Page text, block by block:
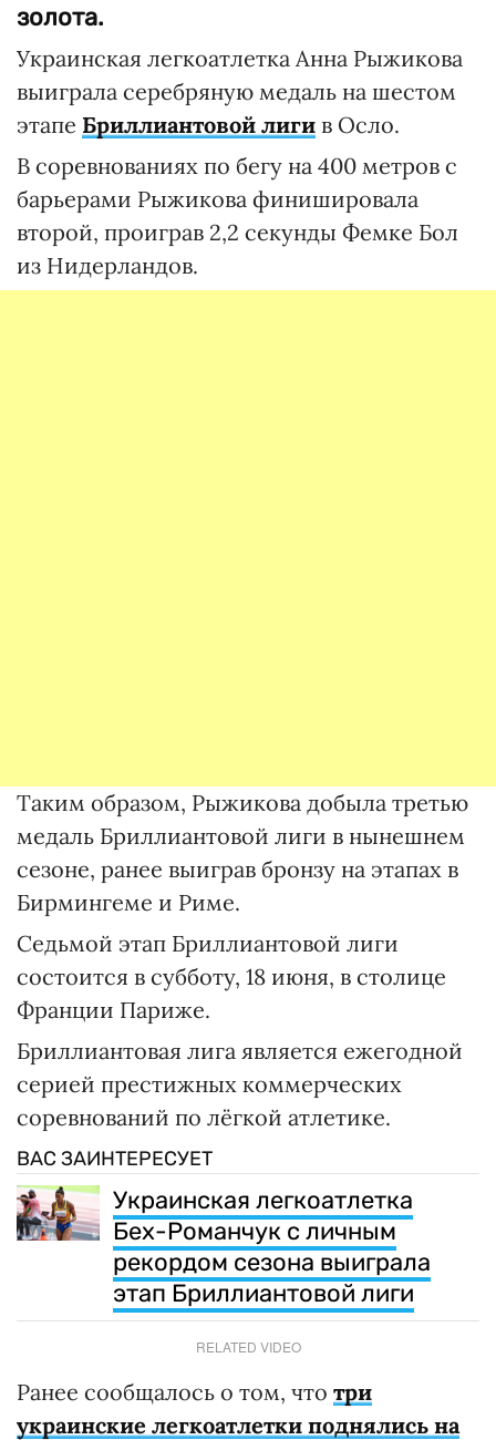
золота.
Украинская легкоатлетка Анна Рыжикова
выиграла серебряную медаль на шестом
этапе Бриллиантовой лиги в Осло.
В соревнованиях по бегу на 400 метров с
барьерами Рыжикова финишировала
второй, проиграв 2,2 секунды Фемке Бол
из Нидерландов.
Таким образом, Рыжикова добыла третью
медаль Бриллиантовой лиги в нынешнем
сезоне, ранее выиграв бронзу на этапах в
Бирмингеме и Риме.
Седьмой этап Бриллиантовой лиги
состоится в субботу, 18 июня, в столице
Франции Париже.
Бриллиантовая лига является ежегодной
серией престижных коммерческих
соревнований по лёгкой атлетике.
ВАС ЗАИНТЕРЕСУЕТ
Украинская легкоатлетка
Бех-Романчук с личным
рекордом сезона выиграла
этап Бриллиантовой лиги
RELATED VIDEO
Ранее сообщалось о том, что три
украинские легкоатлетки поднялись на